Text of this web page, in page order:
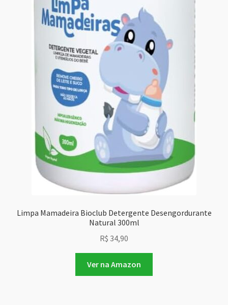
Limpa Mamadeira Bioclub Detergente Desengordurante
Natural 300ml
R$ 34,90
Ver na Amazon